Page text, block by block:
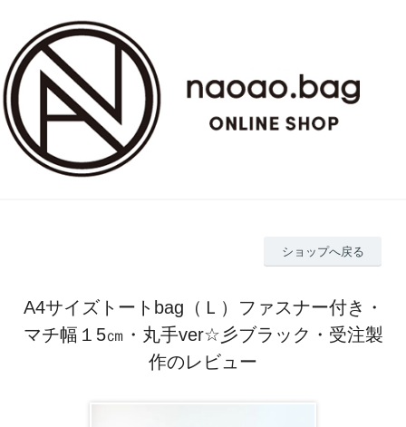
ショップへ戻る
A4サイズトートbag（Ｌ）ファスナー付き・
マチ幅１5㎝・丸手ver☆彡ブラック・受注製
作のレビュー